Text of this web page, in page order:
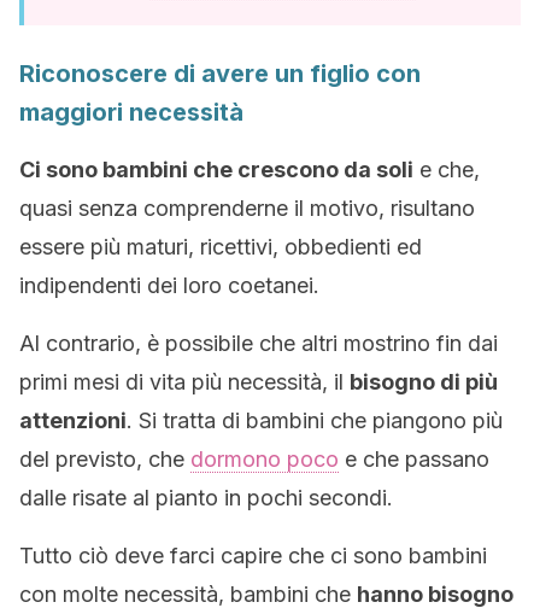
Riconoscere di avere un figlio con
maggiori necessità
Ci sono bambini che crescono da soli e che,
quasi senza comprenderne il motivo, risultano
essere più maturi, ricettivi, obbedienti ed
indipendenti dei loro coetanei.
Al contrario, è possibile che altri mostrino fin dai
primi mesi di vita più necessità, il bisogno di più
attenzioni. Si tratta di bambini che piangono più
del previsto, che dormono poco e che passano
dalle risate al pianto in pochi secondi.
Tutto ciò deve farci capire che ci sono bambini
con molte necessità, bambini che hanno bisogno